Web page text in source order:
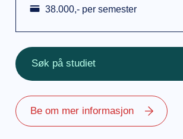
38.000,- per semester
Søk på studiet
Be om mer informasjon